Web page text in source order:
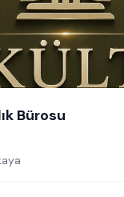
Bürosu